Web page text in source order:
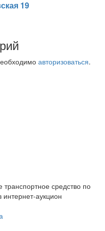
19
авторизоваться.
средство по
аукцион